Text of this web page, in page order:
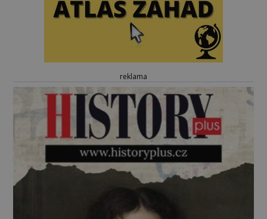
reklama